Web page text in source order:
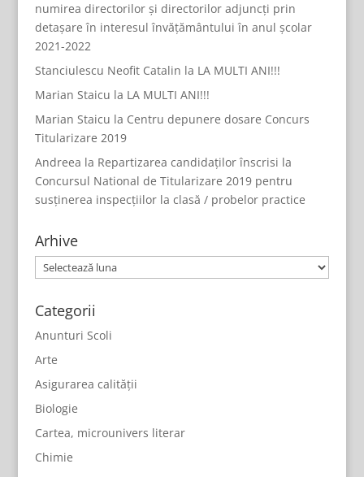
numirea directorilor și directorilor adjuncți prin
detașare în interesul învățământului în anul școlar
2021-2022
Stanciulescu Neofit Catalin la LA MULTI ANI!!!
Marian Staicu la LA MULTI ANI!!!
Marian Staicu la Centru depunere dosare Concurs
Titularizare 2019
Andreea la Repartizarea candidaților înscrisi la
Concursul National de Titularizare 2019 pentru
susținerea inspecțiilor la clasă / probelor practice
Arhive
Arhive
Categorii
Anunturi Scoli
Arte
Asigurarea calității
Biologie
Cartea, microunivers literar
Chimie